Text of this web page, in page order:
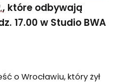
, które odbywają
17.00 w Studio BWA
o Wrocławiu, który żył